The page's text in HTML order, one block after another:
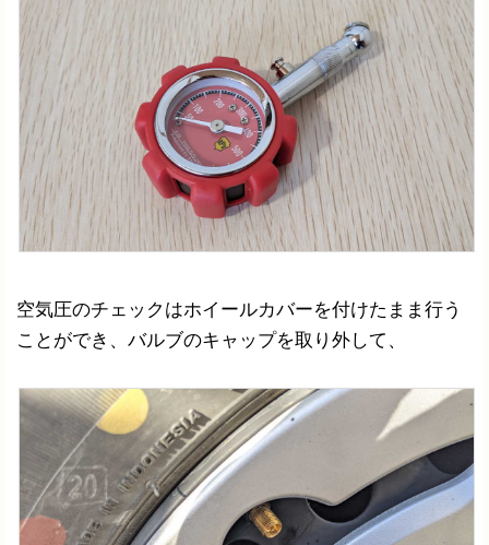
空気圧のチェックはホイールカバーを付けたまま行う
ことができ、バルブのキャップを取り外して、